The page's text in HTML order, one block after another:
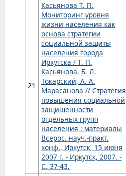
21
Касьянова Т. П.
Мониторинг уровня
жизни населения как
основа стратегии
социальной защиты
населения города
Иркутска / Т. П.
Касьянова, Б. Л.
Токарский, А. А.
Марасанова // Стратегия
повышения социальной
защищенности
отдельных групп
населения : материалы
Всерос. науч.-практ.
конф., Иркутск, 15 июня
2007 г. - Иркутск, 2007. -
С. 37-43.